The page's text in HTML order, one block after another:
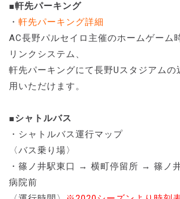
■軒先パーキング
・ 軒先パーキング詳細
AC長野パルセイロ主催のホームゲーム
リンクシステム、
軒先パーキングにて長野Uスタジアムの
用いただけます。
■シャトルバス
・シャトルバス運行マップ
〈バス乗り場〉
・篠ノ井駅東口 → 横町停留所 → 篠ノ
病院前